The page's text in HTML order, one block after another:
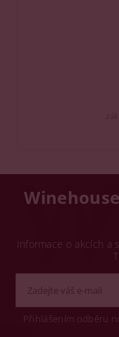
Informace o akcích a
Přihlášením odběru